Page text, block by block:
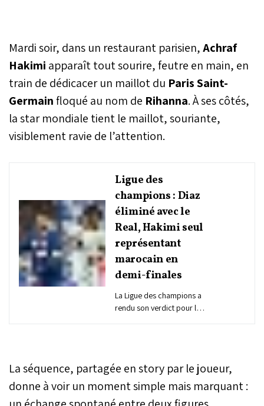
Mardi soir, dans un restaurant parisien,Achraf
Hakimi apparaît tout sourire, feutre en main, en
train de dédicacer un maillot du Paris Saint-
Germainfloqué au nom de Rihanna. À ses côtés,
la star mondiale tient le maillot, souriante,
visiblement ravie de l’attention.
Ligue des
champions : Diaz
éliminé avec le
Real, Hakimi seul
représentant
marocain en
demi-finales
La Ligue des champions a
rendu son verdict pour les
européenne avec le Paris
Saint-Germain, Brahim
Diaz a vu son parcours
La séquence, partagée en story par le joueur,
donne à voir un moment simple mais marquant :